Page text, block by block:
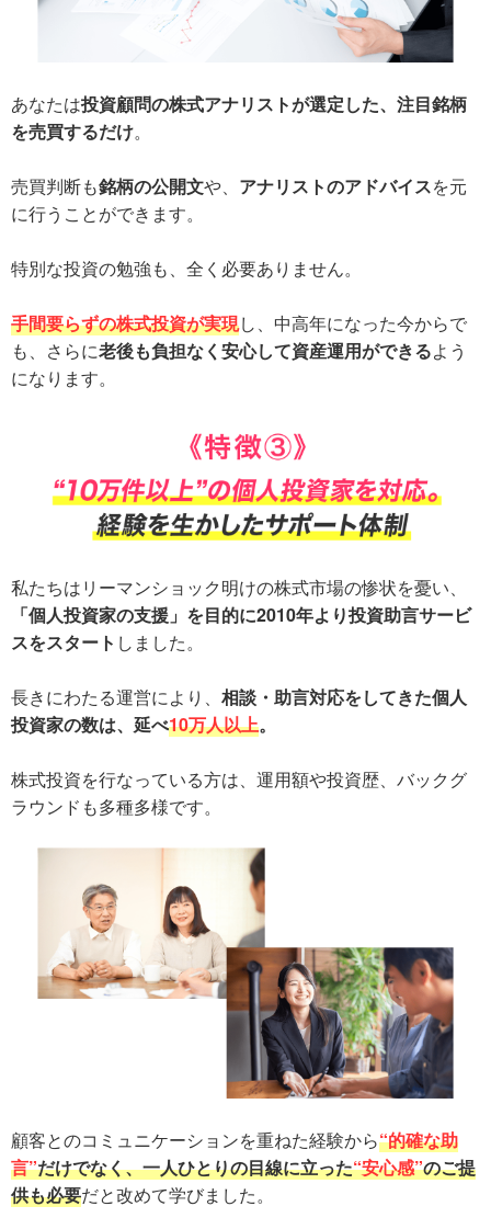
あなたは投資顧問の株式アナリストが選定した、注目銘柄
を売買するだけ。
売買判断も銘柄の公開文や、 アナリストのアドバイスを元
に行うことができます。
特別な投資の勉強も、全く必要ありません。
手間要らずの株式投資が実現し、中高年になった今からで
も、さらに老後も負担なく安心して資産運用ができるよう
になります。
私たちはリーマンショック明けの株式市場の惨状を憂い、
「個人投資家の支援」を目的に2010年より投資助言サービ
スをスタート しました。
長きにわたる運営により、 相談・助言対応をしてきた個人
投資家の数は、延べ10万人以上。
株式投資を行なっている方は、運用額や投資歴、バックグ
ラウンドも多種多様です。
顧客とのコミュニケーションを重ねた経験から“的確な助
言”だけでなく、一人ひとりの目線に立った“安心感”のご提
供も必要だと改めて学びました。